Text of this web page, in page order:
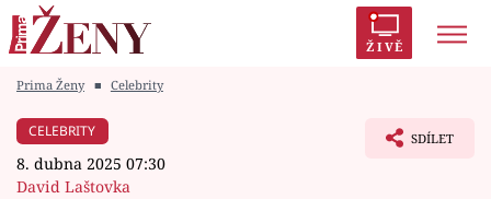
ŽIVĚ
Módní alarm
Prima Ženy ■ Celebrity
CELEBRITY
8. dubna 2025 07:30
David Laštovka
SDÍLET